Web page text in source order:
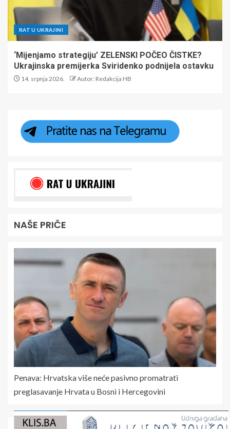
RAT U UKRAJINI
‘Mijenjamo strategiju’ ZELENSKI POČEO ČISTKE?
Ukrajinska premijerka Sviridenko podnijela ostavku
14. srpnja 2026. Autor: Redakcija HB
NAŠE PRIČE
Penava: Hrvatska više neće pasivno promatrati
preglasavanje Hrvata u Bosni i Hercegovini